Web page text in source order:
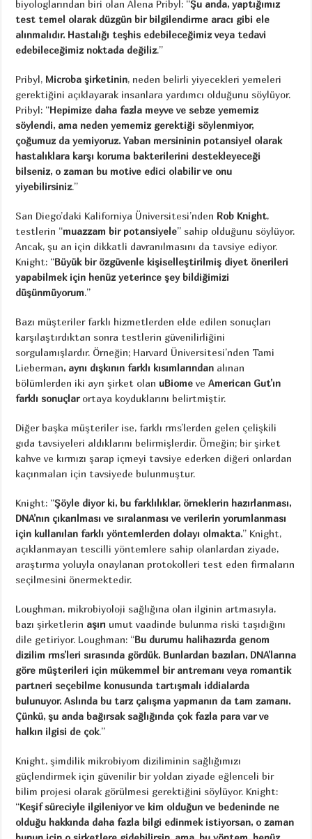
biyologlarından biri olan Alena Pribyl: “Şu anda, yaptığımız
test temel olarak düzgün bir bilgilendirme aracı gibi ele
alınmalıdır. Hastalığı teşhis edebileceğimiz veya tedavi
edebileceğimiz noktada değiliz.”
Pribyl, Microba şirketinin, neden belirli yiyecekleri yemeleri
gerektiğini açıklayarak insanlara yardımcı olduğunu söylüyor.
Pribyl: “Hepimize daha fazla meyve ve sebze yememiz
söylendi, ama neden yememiz gerektiği söylenmiyor,
çoğumuz da yemiyoruz. Yaban mersininin potansiyel olarak
hastalıklara karşı koruma bakterilerini destekleyeceği
bilseniz, o zaman bu motive edici olabilir ve onu
yiyebilirsiniz.”
San Diego’daki Kaliforniya Üniversitesi’nden Rob Knight,
testlerin “muazzam bir potansiyele” sahip olduğunu söylüyor.
Ancak, şu an için dikkatli davranılmasını da tavsiye ediyor.
Knight: “Büyük bir özgüvenle kişiselleştirilmiş diyet önerileri
yapabilmek için henüz yeterince şey bildiğimizi
düşünmüyorum.”
Bazı müşteriler farklı hizmetlerden elde edilen sonuçları
karşılaştırdıktan sonra testlerin güvenilirliğini
sorgulamışlardır. Örneğin; Harvard Üniversitesi’nden Tami
Lieberman, aynı dışkının farklı kısımlarından alınan
bölümlerden iki ayrı şirket olan uBiome veAmerican Gut’ın
farklı sonuçlarortaya koyduklarını belirtmiştir.
Diğer başka müşteriler ise, farklı rms’lerden gelen çelişkili
gıda tavsiyeleri aldıklarını belirmişlerdir. Örneğin; bir şirket
kahve ve kırmızı şarap içmeyi tavsiye ederken diğeri onlardan
kaçınmaları için tavsiyede bulunmuştur.
Knight: “Şöyle diyor ki, bu farklılıklar, örneklerin hazırlanması,
DNA’nın çıkarılması ve sıralanması ve verilerin yorumlanması
için kullanılan farklı yöntemlerden dolayı olmakta.” Knight,
açıklanmayan tescilli yöntemlere sahip olanlardan ziyade,
araştırma yoluyla onaylanan protokolleri test eden firmaların
seçilmesini önermektedir.
Loughman, mikrobiyoloji sağlığına olan ilginin artmasıyla,
bazı şirketlerin aşırı umut vaadinde bulunma riski taşıdığını
dile getiriyor. Loughman: “Bu durumu halihazırda genom
dizilim rms’leri sırasında gördük. Bunlardan bazıları, DNA’larına
göre müşterileri için mükemmel bir antremanı veya romantik
partneri seçebilme konusunda tartışmalı iddialarda
bulunuyor. Aslında bu tarz çalışma yapmanın da tam zamanı.
Çünkü, şu anda bağırsak sağlığında çok fazla para var ve
halkın ilgisi de çok.”
Knight, şimdilik mikrobiyom diziliminin sağlığımızı
güçlendirmek için güvenilir bir yoldan ziyade eğlenceli bir
bilim projesi olarak görülmesi gerektiğini söylüyor. Knight:
“Keşif süreciyle ilgileniyor ve kim olduğun ve bedeninde ne
olduğu hakkında daha fazla bilgi edinmek istiyorsan, o zaman